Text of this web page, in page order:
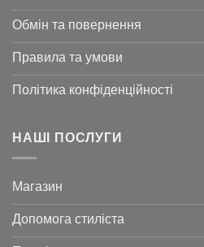
Обмін та повернення
Правила та умови
Політика конфіденційності
НАШІ ПОСЛУГИ
Магазин
Допомога стиліста